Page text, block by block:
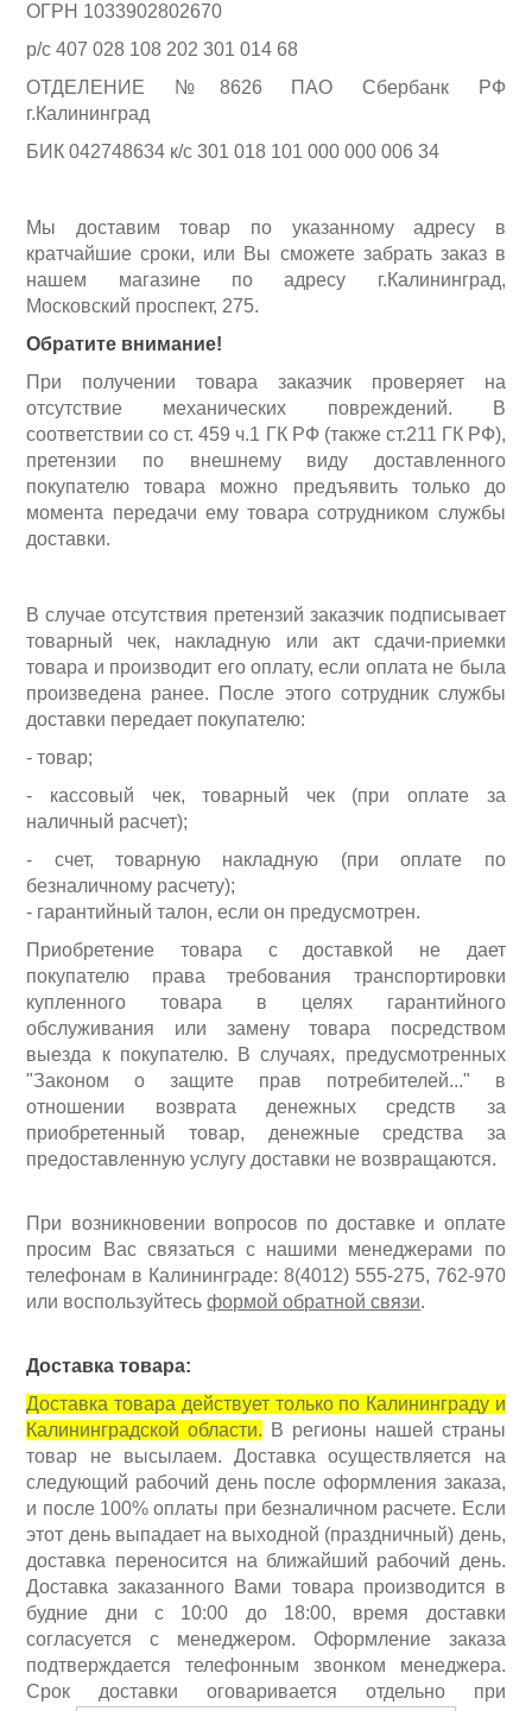
Пневмоинструменты
Для плиточных работ
Ручной инструмент
ОГРН 1033902802670
р/с 407 028 108 202 301 014 68
ОТДЕЛЕНИЕ №8626 ПАО Сбербанк РФ
г.Калининград
БИК 042748634 к/с 301 018 101 000 000 006 34
Мы доставим товар по указанному адресу в
кратчайшие сроки, или Вы cможете забрать заказ в
нашем магазине по адресу г.Калининград,
Московский проспект, 275.
Обратите внимание!
При получении товара заказчик проверяет на
отсутствие механических повреждений. В
соответствии со ст. 459 ч.1 ГК РФ (также ст.211 ГК РФ),
претензии по внешнему виду доставленного
покупателю товара можно предъявить только до
момента передачи ему товара сотрудником службы
доставки.
В случае отсутствия претензий заказчик подписывает
товарный чек, накладную или акт сдачи-приемки
товара и производит его оплату, если оплата не была
произведена ранее. После этого сотрудник службы
доставки передает покупателю:
- товар;
- кассовый чек, товарный чек (при оплате за
наличный расчет);
- счет, товарную накладную (при оплате по
безналичному расчету);
- гарантийный талон, если он предусмотрен.
Приобретение товара с доставкой не дает
покупателю права требования транспортировки
купленного товара в целях гарантийного
обслуживания или замену товара посредством
выезда к покупателю. В случаях, предусмотренных
"Законом о защите прав потребителей..." в
отношении возврата денежных средств за
приобретенный товар, денежные средства за
предоставленную услугу доставки не возвращаются.
При возникновении вопросов по доставке и оплате
просим Вас связаться с нашими менеджерами по
телефонам в Калининграде: 8(4012) 555-275, 762-970
или воспользуйтесьформой обратной связи.
Доставка товара:
Доставка товара действует только по Калининграду и
Калининградской области. В регионы нашей страны
товар не высылаем. Доставка осуществляется на
следующий рабочий день после оформления заказа,
и после 100% оплаты при безналичном расчете. Если
этот день выпадает на выходной (праздничный) день,
доставка переносится на ближайший рабочий день.
Доставка заказанного Вами товара производится в
будние дни с 10:00 до 18:00, время доставки
согласуется с менеджером. Оформление заказа
подтверждается телефонным звонком менеджера.
Срок доставки оговаривается отдельно при